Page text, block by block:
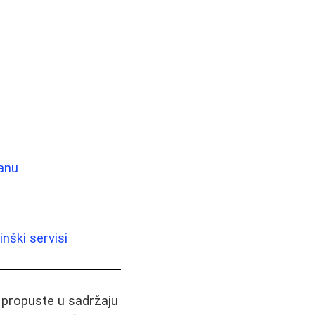
servisi
u sadržaju